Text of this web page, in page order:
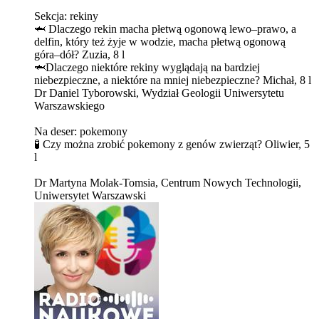
Sekcja: rekiny
🦈 Dlaczego rekin macha płetwą ogonową lewo–prawo, a
delfin, który też żyje w wodzie, macha płetwą ogonową
góra–dół? Zuzia, 8 l
🦈Dlaczego niektóre rekiny wyglądają na bardziej
niebezpieczne, a niektóre na mniej niebezpieczne? Michał, 8 l
Dr Daniel Tyborowski, Wydział Geologii Uniwersytetu
Warszawskiego
Na deser: pokemony
🧪 Czy można zrobić pokemony z genów zwierząt? Oliwier, 5
l
Dr Martyna Molak-Tomsia, Centrum Nowych Technologii,
Uniwersytet Warszawski